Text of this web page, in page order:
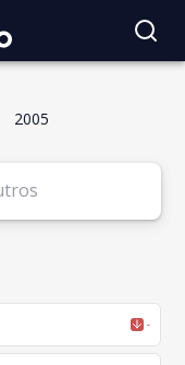
2005
-